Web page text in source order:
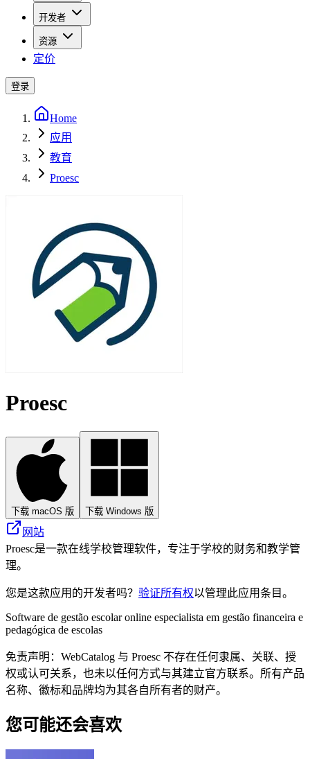
开发者
资源
定价
登录
Home
应用
教育
Proesc
Proesc
下载 macOS 版 下载 Windows 版
网站
Proesc是一款在线学校管理软件，专注于学校的财务和教学管
理。
您是这款应用的开发者吗？ 验证所有权以管理此应用条目。
Software de gestão escolar online especialista em gestão financeira e
pedagógica de escolas
免责声明：WebCatalog 与 Proesc 不存在任何隶属、关联、授
权或认可关系，也未以任何方式与其建立官方联系。所有产品
名称、徽标和品牌均为其各自所有者的财产。
您可能还会喜欢